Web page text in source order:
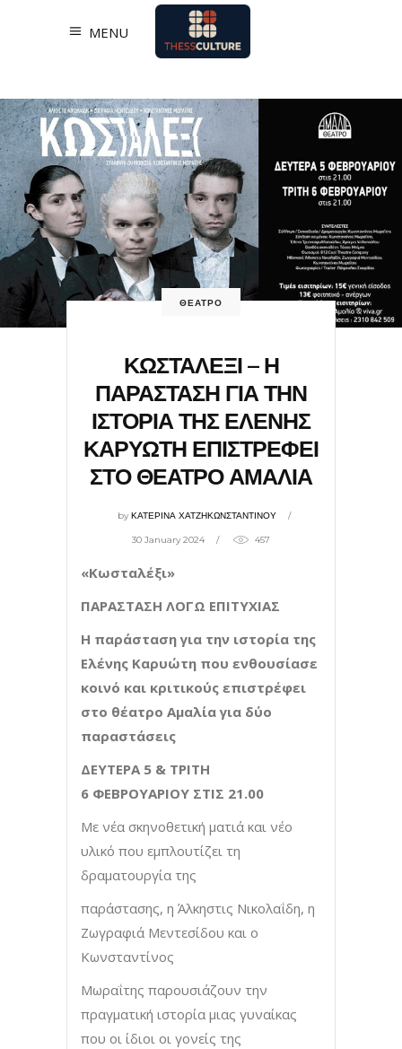
MENU
ΘΕΑΤΡΟ
ΚΩΣΤΑΛΕΞΙ – Η
ΠΑΡΑΣΤΑΣΗ ΓΙΑ ΤΗΝ
ΙΣΤΟΡΙΑ ΤΗΣ ΕΛΕΝΗΣ
ΚΑΡΥΩΤΗ ΕΠΙΣΤΡΕΦΕΙ
ΣΤΟ ΘΕΑΤΡΟ ΑΜΑΛΙΑ
byΚΑΤΕΡΙΝΑ ΧΑΤΖΗΚΩΝΣΤΑΝΤΙΝΟΥ
30 January 2024 457
«Κωσταλέξι»
ΠΑΡΑΣΤΑΣΗ ΛΟΓΩ ΕΠΙΤΥΧΙΑΣ
Η παράσταση για την ιστορία της
Ελένης Καρυώτη που ενθουσίασε
κοινό και κριτικούς επιστρέφει
στο θέατρο Αμαλία για δύο
παραστάσεις
ΔΕΥΤΕΡΑ 5 & ΤΡΙΤΗ
6 ΦΕΒΡΟΥΑΡΙΟΥ ΣΤΙΣ 21.00
Με νέα σκηνοθετική ματιά και νέο
υλικό που εμπλουτίζει τη
δραματουργία της
παράστασης, η Άλκηστις Νικολαΐδη, η
Ζωγραφιά Μεντεσίδου και ο
Κωνσταντίνος
Μωραΐτης παρουσιάζουν την
πραγματική ιστορία μιας γυναίκας
που οι ίδιοι οι γονείς της